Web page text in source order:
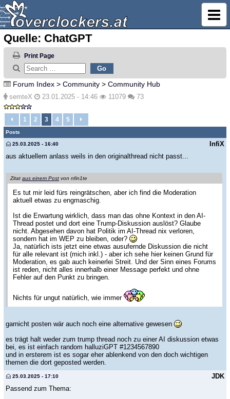
Quelle: ChatGPT
Print Page
Forum Index > Community > Community Hub
semteX 23.01.2025 - 14:46 11079 73
1 2 3 4 5
Posts
InfiX
25.03.2025 - 16:40
aus aktuellem anlass weils in den originalthread nicht passt...
Zitat aus einem Post von nfin1te
Es tut mir leid fürs reingrätschen, aber ich find die Moderation
aktuell etwas zu engmaschig.
Ist die Erwartung wirklich, dass man das ohne Kontext in den AI-
Thread postet und dort eine Trump-Diskussion auslöst? Glaube
nicht. Abgesehen davon hat Politik im AI-Thread nix verloren,
sondern hat im WEP zu bleiben, oder?
Ja, natürlich ists jetzt eine etwas ausufernde Diskussion die nicht
für alle relevant ist (mich inkl.) - aber ich sehe hier keinen Grund für
Moderation, es gab auch keinerlei Streit. Und der Sinn eines Forums
ist reden, nicht alles innerhalb einer Message perfekt und ohne
Fehler auf den Punkt zu bringen.
Nichts für ungut natürlich, wie immer
garnicht posten wär auch noch eine alternative gewesen
es trägt halt weder zum trump thread noch zu einer AI diskussion etwas
bei, es ist einfach random halluziGPT #1234567890
und in ersterem ist es sogar eher ablenkend von den doch wichtigen
themen die dort geposted werden.
JDK
25.03.2025 - 17:10
Passend zum Thema: